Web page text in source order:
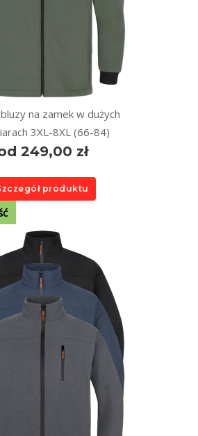
na zamek w dużych
3XL-8XL (66-84)
249,00 zł
produktu